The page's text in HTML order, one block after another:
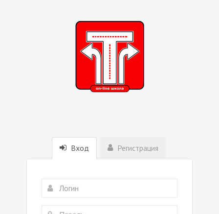
Вход Регистрация